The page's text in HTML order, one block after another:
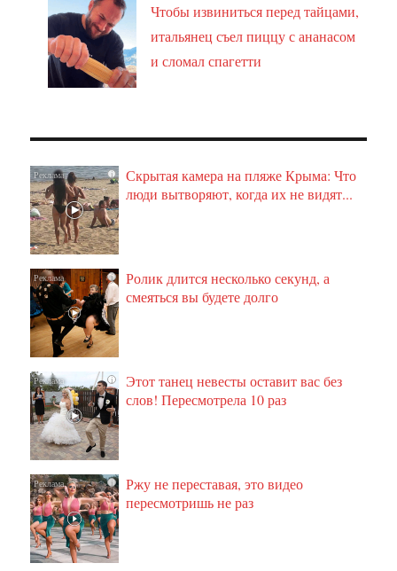
Чтобы извиниться перед тайцами,
итальянец съел пиццу с ананасом
и сломал спагетти
i
Скрытая камера на пляже Крыма: Что
люди вытворяют, когда их не видят...
i
Ролик длится несколько секунд, а
смеяться вы будете долго
i
Этот танец невесты оставит вас без
слов! Пересмотрела 10 раз
i
Ржу не переставая, это видео
пересмотришь не раз